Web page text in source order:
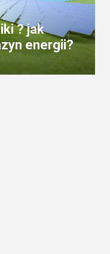
? jak
energii?